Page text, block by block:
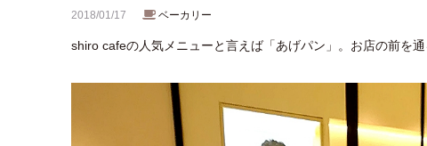
2018/01/17 ベーカリー
shiro cafeの人気メニューと言えば「あげパン」。お店の前を